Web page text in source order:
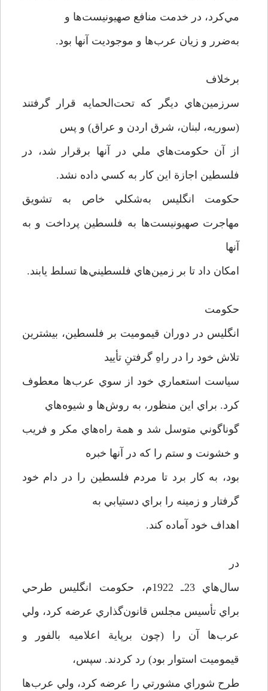
مي‌كرد، در خدمت منافع صهيونيست‌ها و
به‌ضرر و زيان عرب‌ها و موجوديت آنها بود.
برخلاف
سرزمين‌هاي ديگر كه تحت‌الحمايه قرار گرفتند
(سوريه، لبنان، شرق اردن و عراق) و پس
از آن حكومت‌هاي ملي در آنها برقرار شد، در
فلسطين اجازة اين كار به كسي داده نشد.
حكومت انگليس به‌شكلي خاص به تشويق
مهاجرت صهيونيست‌ها به فلسطين پرداخت و به
آنها
امكان داد تا بر زمين‌هاي فلسطيني‌ها تسلط يابند.
حكومت
انگليس در دوران قيموميت بر فلسطين، بيشترين
تلاش خود را در راهِ گرفتنِ تأييد
سياست استعماري خود از سوي عرب‌ها معطوف
كرد. براي اين منظور، به روش‌ها و شيوه‌هاي
گوناگوني متوسل شد و همة راه‌هاي مكر و فريب
و خشونت و ستم را كه در آنها خبره
بود، به كار برد تا مردم فلسطين را در دام خود
گرفتار و زمينه را براي دستيابي به
اهداف خود آماده كند.
در
سال‌هاي 23ـ 1922م، حكومت انگليس طرحي
براي تأسيس مجلس قانون‌گذاري عرضه كرد، ولي
عرب‌ها آن را (چون برپاية اعلاميه بالفور و
قيموميت استوار بود) رد كردند. سپس،
طرح شوراي مشورتي را عرضه كرد، ولي عرب‌ها